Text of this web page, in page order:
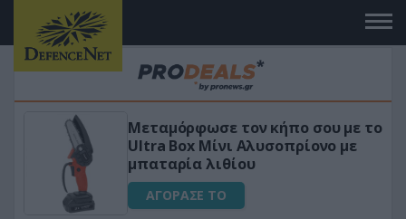
Μεταμόρφωσε τον κήπο σου με το
Ultra Box Μίνι Αλυσοπρίονο με
μπαταρία λιθίου
ΑΓΟΡΑΣΕ ΤΟ